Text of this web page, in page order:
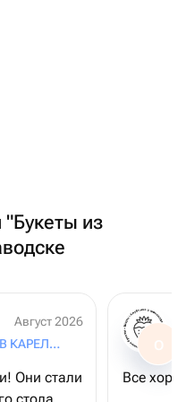
"Букеты из
Август 2026
НЕЛЛИ В КАРЕЛИИ
Они стали
О
Все